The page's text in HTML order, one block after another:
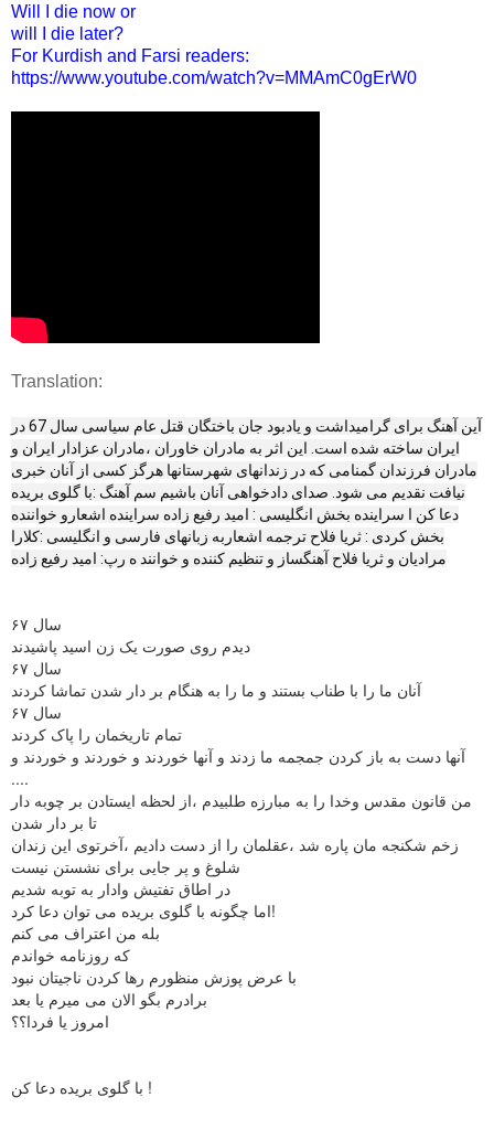
Will I die now or
will I die later?
For Kurdish and Farsi readers:
https://www.youtube.com/watch?v=MMAmC0gErW0
Translation:
آین آهنگ برای گرامیداشت و یادبود جان باختگان قتل عام سیاسی سال 67 در
ایران ساخته شده است. این اثر به مادران خاوران ،مادران عزادار ایران و
مادران فرزندان گمنامی که در زندانهای شهرستانها هرگز کسی از آنان خبری
نیافت نقدیم می شود. صدای دادخواهی آنان باشیم سم آهنگ :با گلوی بریده
دعا کن ا سراینده بخش انگلیسی : امید رفیع زاده سراینده اشعارو خواننده
بخش کردی : ثریا فلاح ترجمه اشعاربه زبانهای فارسی و انگلیسی :کلارا
مرادیان و ثریا فلاح آهنگساز و تنظیم کننده و خوانند ه رپ: امید رفیع زاده
سال ۶۷
دیدم روی صورت یک زن اسید پاشیدند
سال ۶۷
آنان ما را با طناب بستند و ما را به هنگام بر دار شدن تماشا کردند
سال ۶۷
تمام تاریخمان را پاک کردند
آنها دست به باز کردن جمجمه ما زدند و آنها خوردند و خوردند و خوردند و
....
من قانون مقدس وخدا را به مبارزه طلبیدم ،از لحظه ایستادن بر چوبه دار
تا بر دار شدن
زخم شکنجه مان پاره شد ،عقلمان را از دست دادیم ،آخرتوی این زندان
شلوغ و پر جایی برای نشستن نیست
در اطاق تفتیش وادار به توبه شدیم
اما چگونه با گلوی بریده می توان دعا کرد!
بله من اعتراف می کنم
که روزنامه خواندم
با عرض پوزش منظورم رها کردن ناجیتان نبود
برادرم بگو الان می میرم یا بعد
امروز یا فردا؟؟
با گلوی بریده دعا کن !